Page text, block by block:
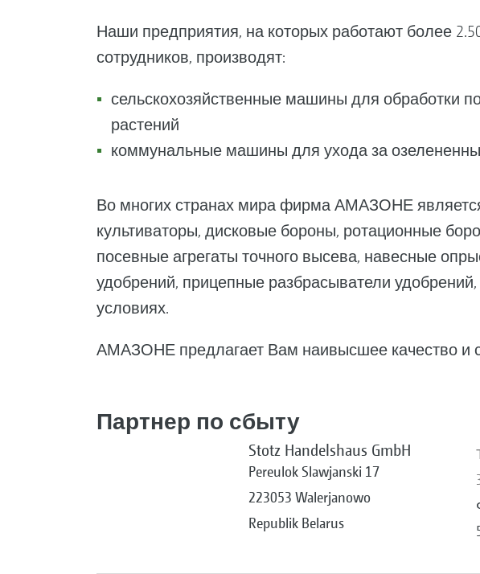
Наши предприятия, на которых работают более
сотрудников, производят:
сельскохозяйственные машины для обработки
растений
коммунальные машины для ухода за
Во многих странах мира фирма АМАЗОНЕ
культиваторы, дисковые бороны, ротационные
посевные агрегаты точного высева, навесные
удобрений, прицепные разбрасыватели
условиях.
АМАЗОНЕ предлагает Вам наивысшее качество
Партнер по сбыту
Stotz Handelshaus GmbH
Pereulok Slawjanski 17
223053 Walerjanowo
Republik Belarus